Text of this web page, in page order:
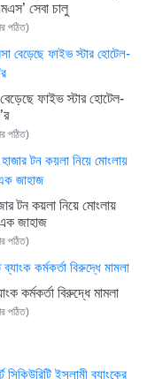
সেবা চালু
পঠিত)
ফাইভ স্টার হোটেল-
পঠিত)
টন কয়লা নিয়ে মোংলায়
জাহাজ
পঠিত)
কর্মকর্তা বিরুদ্ধে মামলা
পঠিত)